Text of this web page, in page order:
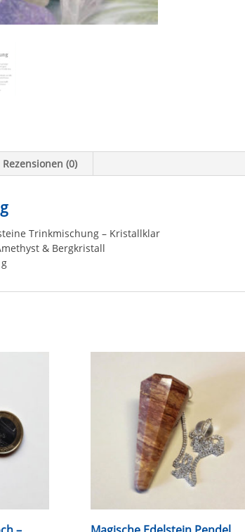
Rezensionen (0)
Trinkmischung – Kristallklar
& Bergkristall